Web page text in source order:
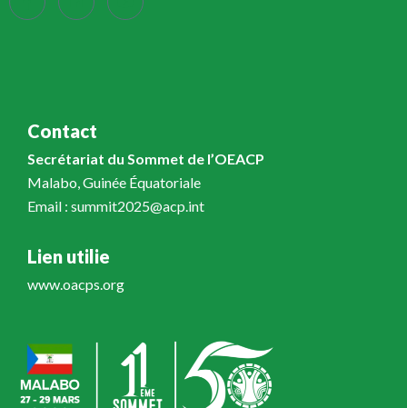
Contact
Secrétariat du Sommet de l’OEACP
Malabo, Guinée Équatoriale
Email : summit2025@acp.int
Lien utilie
www.oacps.org